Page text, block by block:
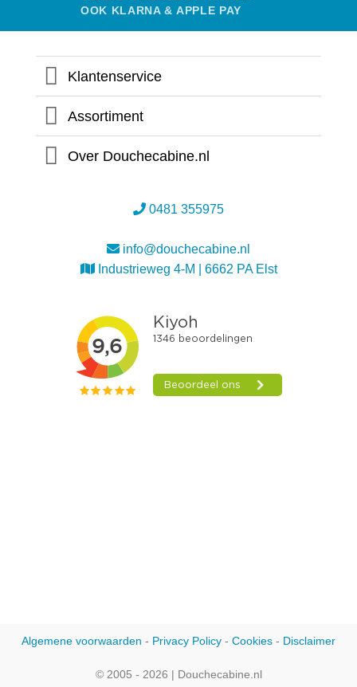
OOK KLARNA & APPLE PAY
Klantenservice
Assortiment
Over Douchecabine.nl
0481 355975
info@douchecabine.nl
Industrieweg 4-M | 6662 PA Elst
Algemene voorwaarden - Privacy Policy - Cookies - Disclaimer
© 2005 - 2026 | Douchecabine.nl